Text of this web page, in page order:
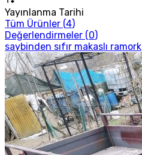
Yayınlanma Tarihi
Tüm Ürünler (4)
Değerlendirmeler (0)
saybinden sıfır makaslı ramork